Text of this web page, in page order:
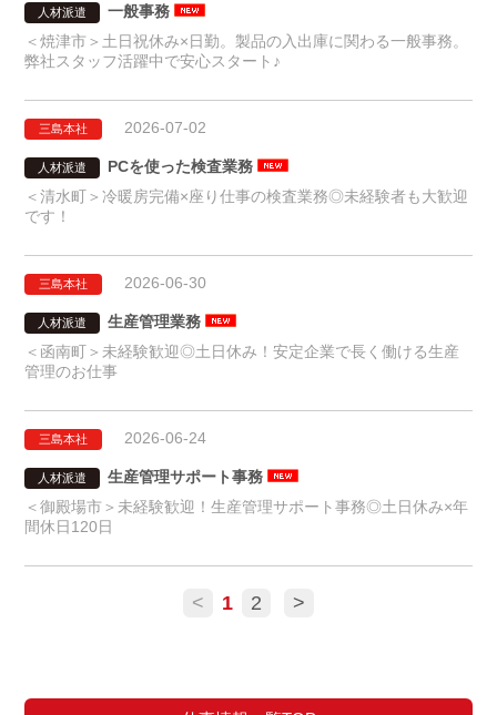
人材派遣
一般事務
＜焼津市＞土日祝休み×日勤。製品の入出庫に関わる一般事務。
弊社スタッフ活躍中で安心スタート♪
三島本社 2026-07-02
人材派遣
PCを使った検査業務
＜清水町＞冷暖房完備×座り仕事の検査業務◎未経験者も大歓迎
です！
三島本社 2026-06-30
人材派遣
生産管理業務
＜函南町＞未経験歓迎◎土日休み！安定企業で長く働ける生産
管理のお仕事
三島本社 2026-06-24
人材派遣
生産管理サポート事務
＜御殿場市＞未経験歓迎！生産管理サポート事務◎土日休み×年
間休日120日
< 1 2 >